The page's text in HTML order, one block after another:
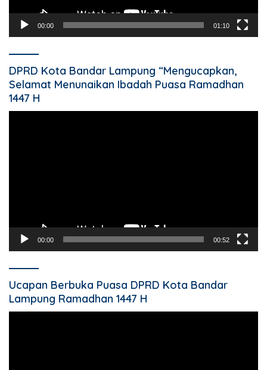
00:00 01:10
DPRD Kota Bandar Lampung “Mengucapkan,
Selamat Menunaikan Ibadah Puasa Ramadhan
1447 H
00:00 00:52
Ucapan Berbuka Puasa DPRD Kota Bandar
Lampung Ramadhan 1447 H